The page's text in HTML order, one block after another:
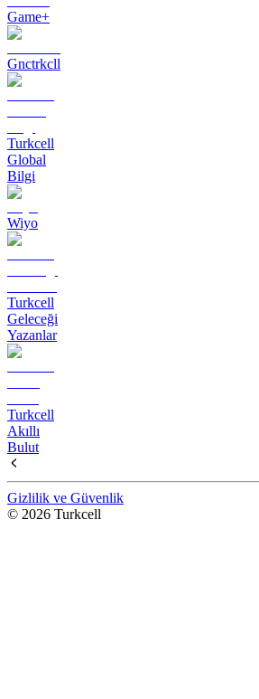
Game+
Gnctrkcll
Turkcell
Global
Bilgi
Wiyo
Turkcell
Geleceği
Yazanlar
Turkcell
Akıllı
Bulut
Gizlilik ve Güvenlik
© 2026 Turkcell